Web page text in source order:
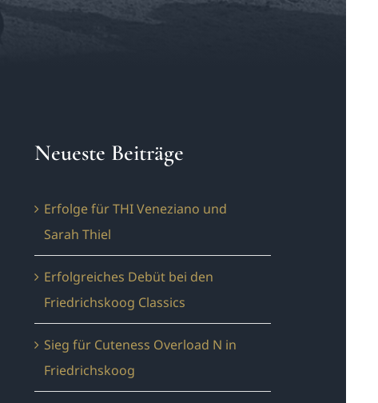
Neueste Beiträge
Erfolge für THI Veneziano und
Sarah Thiel
Erfolgreiches Debüt bei den
Friedrichskoog Classics
Sieg für Cuteness Overload N in
Friedrichskoog